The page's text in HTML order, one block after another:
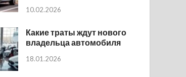
10.02.2026
Какие траты ждут нового
владельца автомобиля
18.01.2026